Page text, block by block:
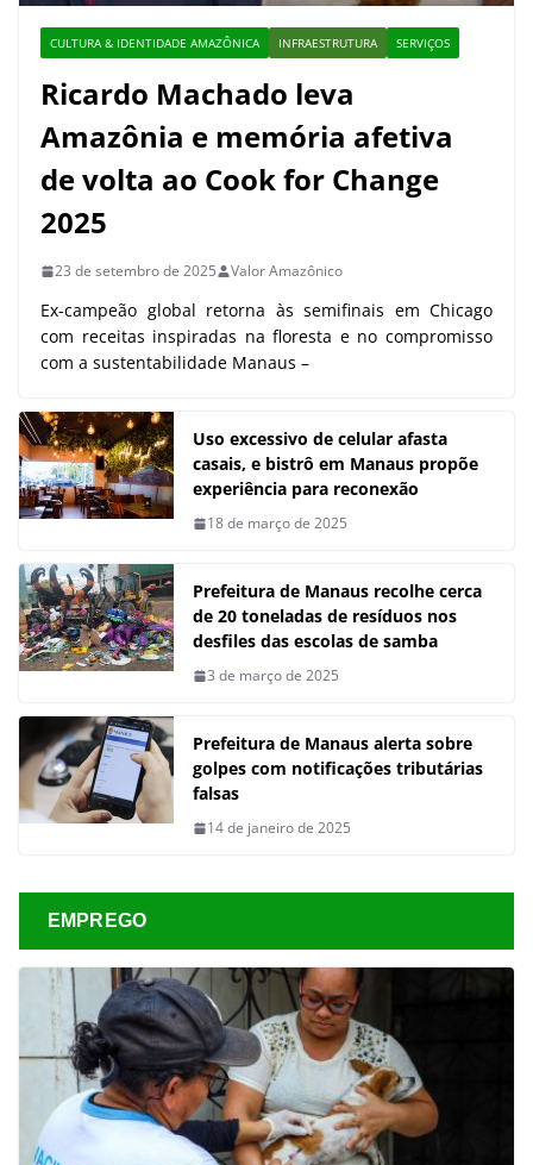
CULTURA & IDENTIDADE AMAZÔNICA INFRAESTRUTURA SERVIÇOS
Ricardo Machado leva
Amazônia e memória afetiva
de volta ao Cook for Change
2025
23 de setembro de 2025 Valor Amazônico
Ex-campeão global retorna às semifinais em Chicago
com receitas inspiradas na floresta e no compromisso
com a sustentabilidade Manaus –
Uso excessivo de celular afasta
casais, e bistrô em Manaus propõe
experiência para reconexão
18 de março de 2025
Prefeitura de Manaus recolhe cerca
de 20 toneladas de resíduos nos
desfiles das escolas de samba
3 de março de 2025
Prefeitura de Manaus alerta sobre
golpes com notificações tributárias
falsas
14 de janeiro de 2025
EMPREGO